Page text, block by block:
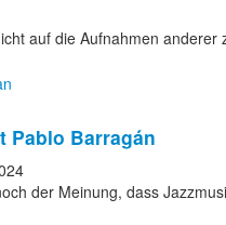
auf die Aufnahmen
Pablo Barragán
der Meinung, dass